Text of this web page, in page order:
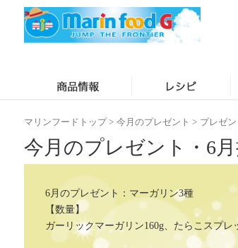
マリンフードトップ> 今月のプレゼント > プレゼ
今月のプレゼント・6
6月のプレゼント：マーガリン3種
【数量】
ガーリックマーガリン160g、たらこスプ